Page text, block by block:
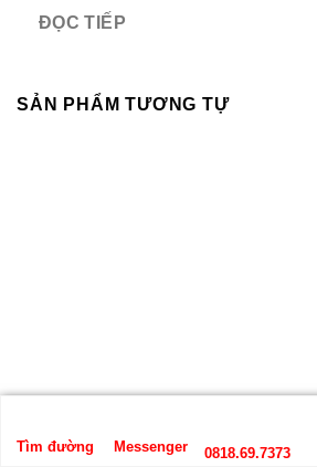
ĐỌC TIẾP
SẢN PHẨM TƯƠNG TỰ
Tìm đường Messenger 0818.69.7373